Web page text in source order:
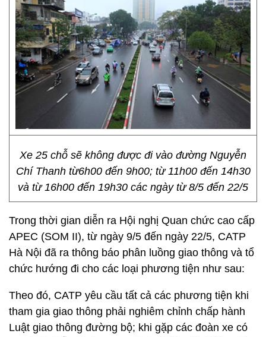
Xe 25 chỗ sẽ không được đi vào đường Nguyễn
Chí Thanh từ6h00 đến 9h00; từ 11h00 đến 14h30
và từ 16h00 đến 19h30 các ngày từ 8/5 đến 22/5
Trong thời gian diễn ra Hội nghị Quan chức cao cấp
APEC (SOM II), từ ngày 9/5 đến ngày 22/5, CATP
Hà Nội đã ra thông báo phân luồng giao thông và tổ
chức hướng đi cho các loại phương tiện như sau:
Theo đó, CATP yêu cầu tất cả các phương tiện khi
tham gia giao thông phải nghiêm chỉnh chấp hành
Luật giao thông đường bộ; khi gặp các đoàn xe có